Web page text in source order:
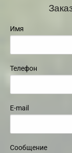
Имя
Телефон
E-mail
Сообщение